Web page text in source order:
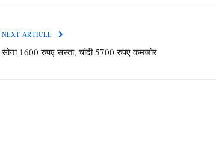
NEXT ARTICLE
सोना 1600 रुपए सस्ता, चांदी 5700 रुपए कमजोर